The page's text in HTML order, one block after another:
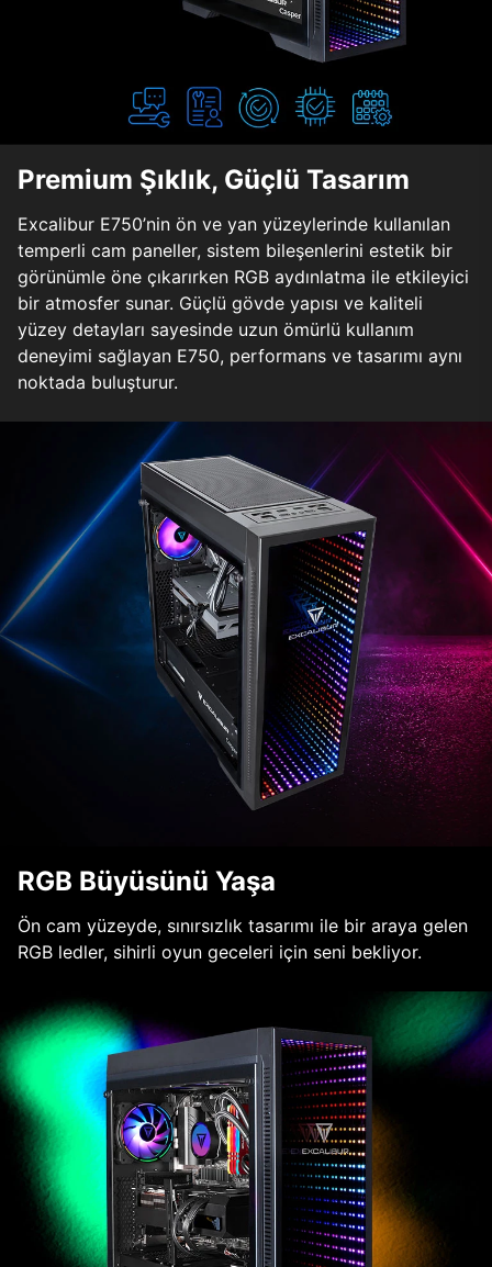
Premium Şıklık, Güçlü Tasarım
Excalibur E750’nin ön ve yan yüzeylerinde kullanılan
temperli cam paneller, sistem bileşenlerini estetik bir
görünümle öne çıkarırken RGB aydınlatma ile etkileyici
bir atmosfer sunar. Güçlü gövde yapısı ve kaliteli
yüzey detayları sayesinde uzun ömürlü kullanım
deneyimi sağlayan E750, performans ve tasarımı aynı
noktada buluşturur.
RGB Büyüsünü Yaşa
Ön cam yüzeyde, sınırsızlık tasarımı ile bir araya gelen
RGB ledler, sihirli oyun geceleri için seni bekliyor.